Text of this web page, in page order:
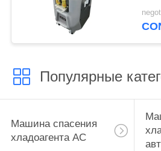
Популярные
Машина спасения
хладоагента AC